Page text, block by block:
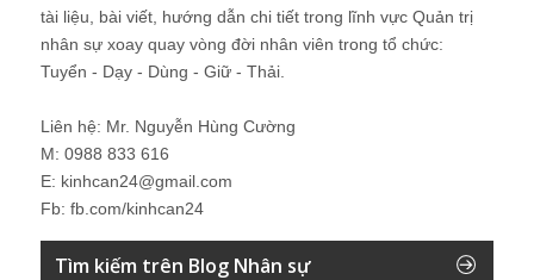
tài liệu, bài viết, hướng dẫn chi tiết trong lĩnh vực Quản trị
nhân sự xoay quay vòng đời nhân viên trong tổ chức:
Tuyển - Dạy - Dùng - Giữ - Thải.
Liên hệ: Mr. Nguyễn Hùng Cường
M: 0988 833 616
E: kinhcan24@gmail.com
Fb: fb.com/kinhcan24
Tìm kiếm trên Blog Nhân sự